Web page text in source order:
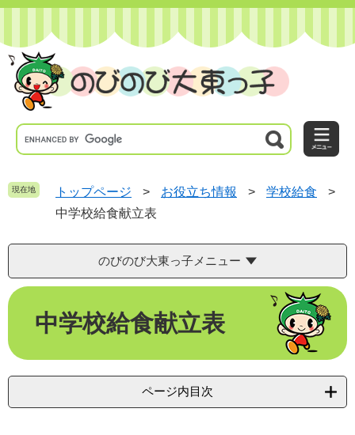
ペ
ジ
の
メ
ュ
ー
現在地 トップページ > お役立ち情報 > 学校給食
>
中学校給食献立表
のびのび大東っ子メニュー
本
中学校給食献立表
ページ内目次